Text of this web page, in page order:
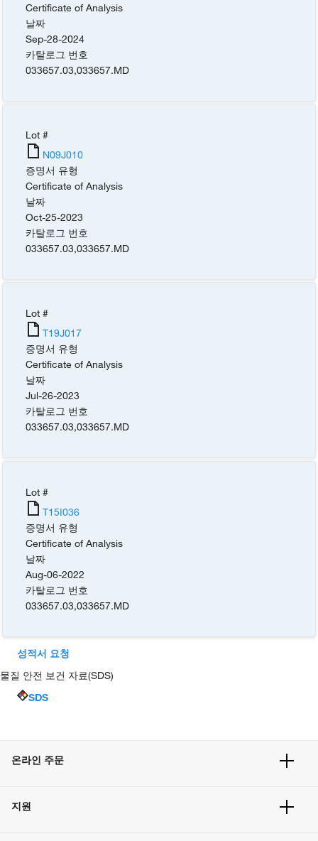
Certificate of Analysis
날짜
Sep-28-2024
카탈로그 번호
033657.03,033657.MD
Lot #
N09J010
증명서 유형
Certificate of Analysis
날짜
Oct-25-2023
카탈로그 번호
033657.03,033657.MD
Lot #
T19J017
증명서 유형
Certificate of Analysis
날짜
Jul-26-2023
카탈로그 번호
033657.03,033657.MD
Lot #
T15I036
증명서 유형
Certificate of Analysis
날짜
Aug-06-2022
카탈로그 번호
033657.03,033657.MD
성적서 요청
물질 안전 보건 자료(SDS)
SDS
온라인 주문
주문 방법
지원